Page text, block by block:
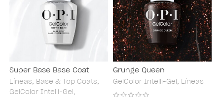
Super Base Base Coat
Líneas, Base & Top Coats,
GelColor Intelli-Gel,
Grunge Queen
GelColor Intelli-Gel, Líneas